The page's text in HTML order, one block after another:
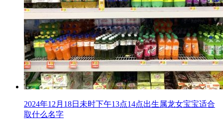
2024年12月18日未时下午13点14点出生属龙女宝宝适合
取什么名字